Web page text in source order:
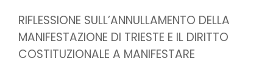
RIFLESSIONE SULL’ANNULLAMENTO DELLA
MANIFESTAZIONE DI TRIESTE E IL DIRITTO
COSTITUZIONALE A MANIFESTARE